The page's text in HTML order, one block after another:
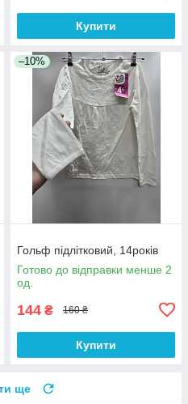
Купити
–10%
Гольф підлітковий, 14років
Готово до відправки менше 2
од.
144 ₴ 160 ₴
Купити
ще